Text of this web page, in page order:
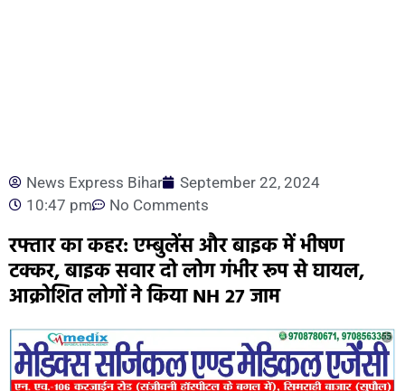
News Express Bihar
September 22, 2024
10:47 pm
No Comments
रफ्तार का कहर: एम्बुलेंस और बाइक में भीषण
टक्कर, बाइक सवार दो लोग गंभीर रूप से घायल,
आक्रोशित लोगों ने किया NH 27 जाम